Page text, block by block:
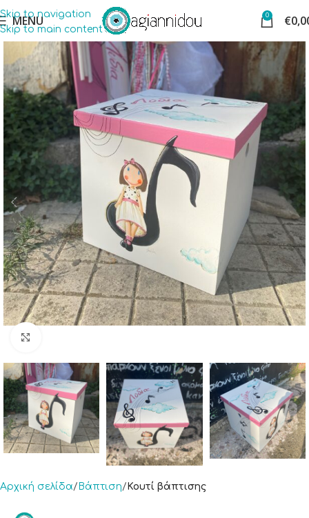
Skip to navigation
Skip to main content
MENU 0 €
Αρχική σελίδα Βάπτιση Κουτί βάπτισης